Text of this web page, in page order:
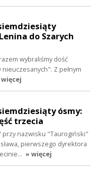
do Szarych
wybraliśmy dość
Z pełnym
ósmy:
trzecia
przy nazwisku "Taurogiński"
pierwszego dyrektora
» więcej